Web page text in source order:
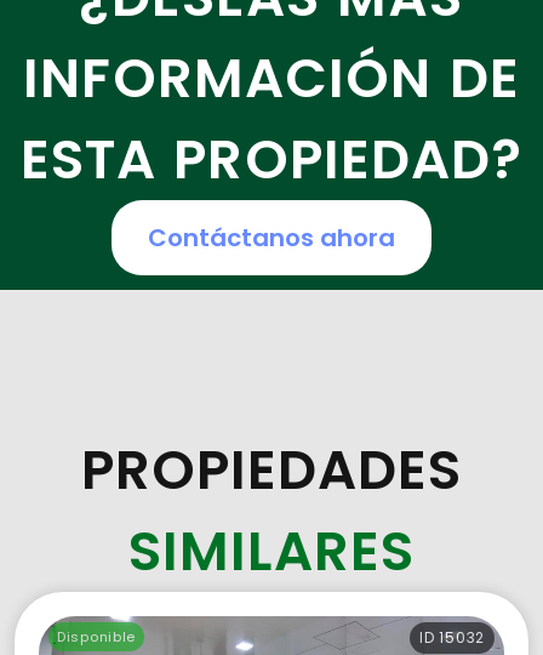
INFORMACIÓN DE
ESTA PROPIEDAD?
Contáctanos ahora
PROPIEDADES
SIMILARES
ID 15032
Disponible